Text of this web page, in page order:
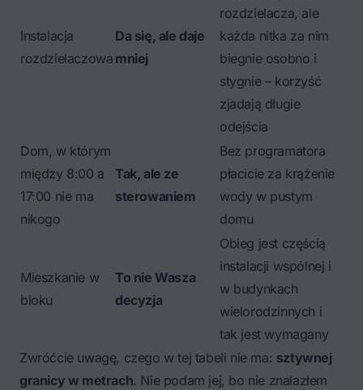
Instalacja
rozdzielaczowa
Da się, ale daje
mniej
rozdzielacza, ale
każda nitka za nim
biegnie osobno i
stygnie – korzyść
zjadają długie
odejścia
Dom, w którym
między 8:00 a
17:00 nie ma
nikogo
Tak, ale ze
sterowaniem
Bez programatora
płacicie za krążenie
wody w pustym
domu
Mieszkanie w
bloku
To nie Wasza
decyzja
Obieg jest częścią
instalacji wspólnej i
w budynkach
wielorodzinnych i
tak jest wymagany
Zwróćcie uwagę, czego w tej tabeli nie ma: sztywnej
granicy w metrach. Nie podam jej, bo nie znalazłem